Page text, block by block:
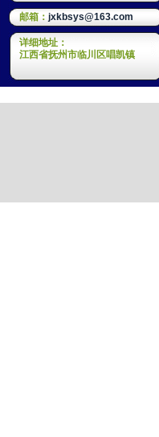
邮箱： jxkbsys@163.com
详细地址：
江西省抚州市临川区唱凯镇